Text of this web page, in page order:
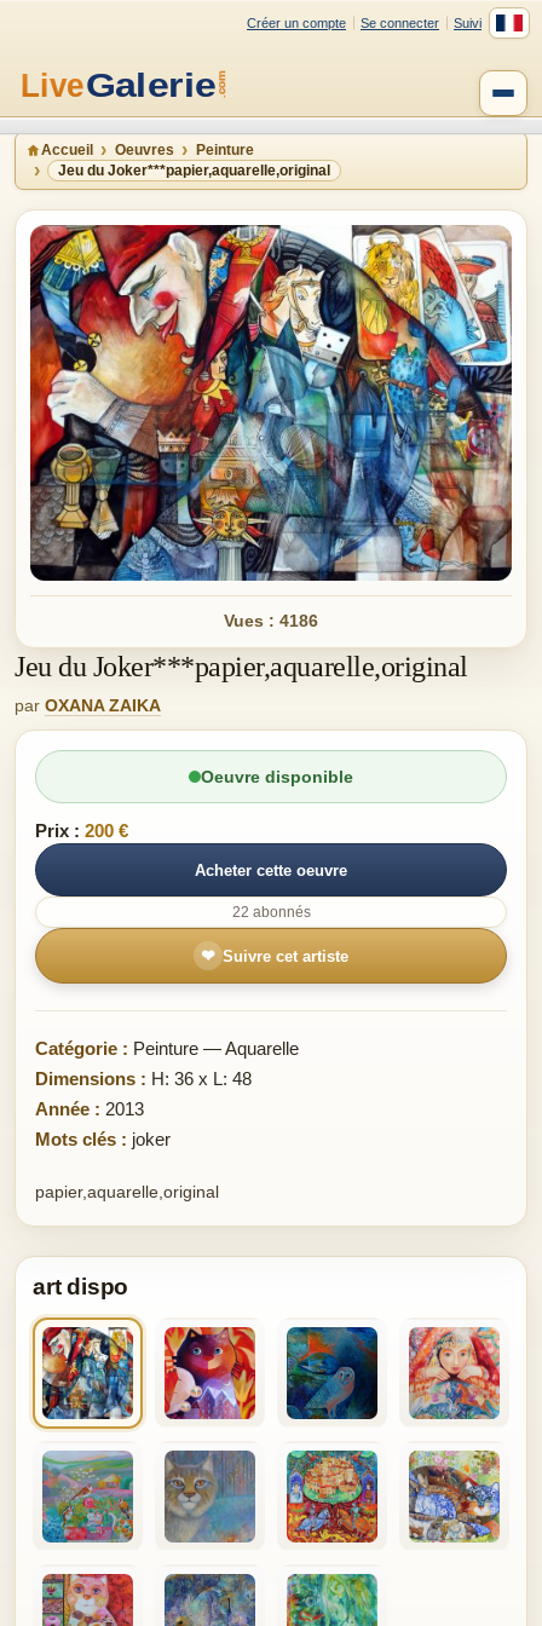
Créer un compte Se connecter Suivi
Accueil Oeuvres
Peinture
Jeu du Joker***papier,aquarelle,original
Vues : 4186
Jeu du Joker***papier,aquarelle,original
par OXANA ZAIKA
Oeuvre disponible
Prix : 200 €
Acheter cette oeuvre
22 abonnés
❤ Suivre cet artiste
Catégorie : Peinture — Aquarelle
Dimensions : H: 36 x L: 48
Année : 2013
Mots clés : joker
papier,aquarelle,original
art dispo